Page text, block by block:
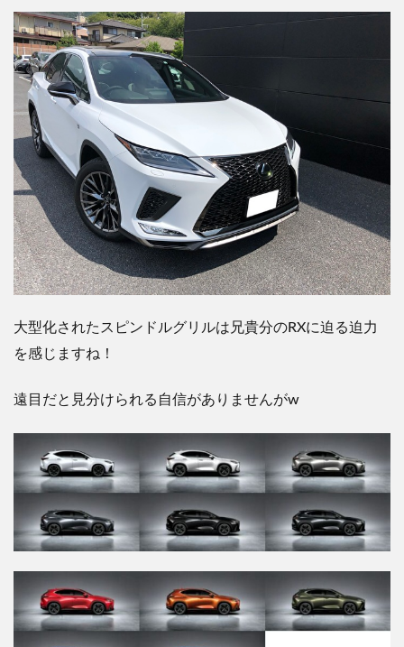
大型化されたスピンドルグリルは兄貴分のRXに迫る迫力
を感じますね！
遠目だと見分けられる自信がありませんがw